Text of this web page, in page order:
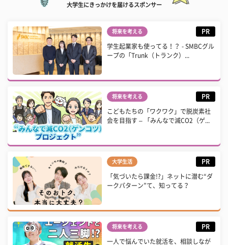
大学生にきっかけを届けるスポンサー
将来を考える PR
学生起業家も使ってる！？ - SMBCグル
ープの「Trunk（トランク）...
将来を考える PR
こどもたちの「ワクワク」で脱炭素社
会を目指す – 「みんなで減CO2（ゲ...
大学生活 PR
「気づいたら課金!?」ネットに潜む“ダ
ークパターン”て、知ってる？
将来を考える PR
一人で悩んでいた就活を、相談しなが